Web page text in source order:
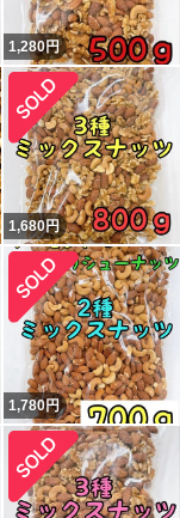
1,280円
1,680円
1,780円